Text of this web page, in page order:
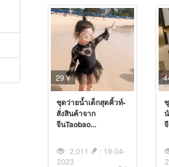
29 ¥
ชุดว่ายน้ำเด็กสุดคิ้วท์-
สั่งสินค้าจาก
จีนTaobao...
: 2,011
: 19-04-
2023